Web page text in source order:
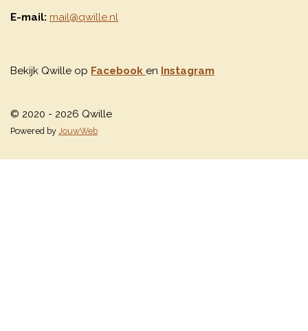
E-mail: mail@qwille.nl
Bekijk Qwille op Facebook en Instagram
© 2020 - 2026 Qwille
Powered by JouwWeb